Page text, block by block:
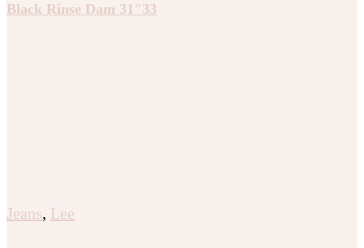
Black Rinse Dam 31″33
Jeans, Lee